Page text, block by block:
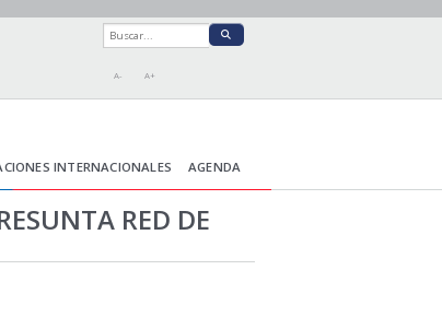
A- A+
INTERNACIONALES AGENDA
RED DE